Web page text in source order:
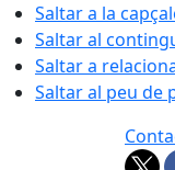
Saltar a la
Saltar al
Saltar a
Saltar al peu de